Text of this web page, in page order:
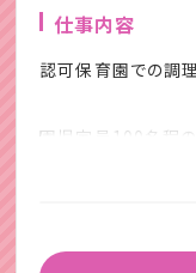
ご家庭との両立も
選べる勤務時間・
子どもたちの成長
☆クレセントはこん
仕事内容
認可保育園での調理
園児定員100名程
給食等の調理業務